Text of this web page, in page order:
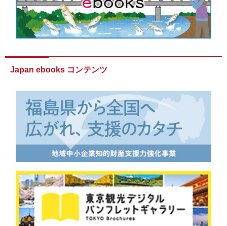
Japan ebooks コンテンツ